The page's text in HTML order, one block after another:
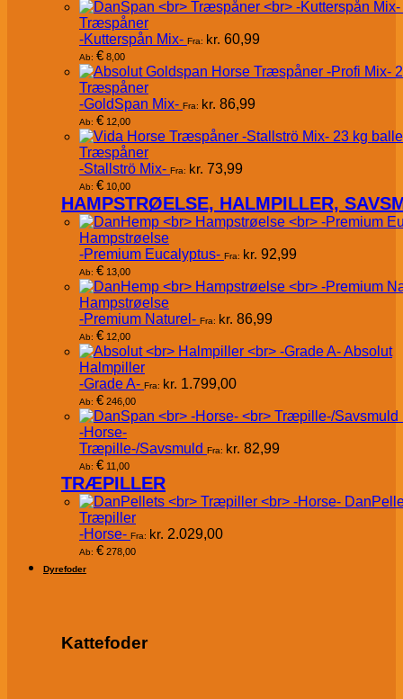
Træspåner
-Kutterspån Mix- Fra: kr. 60,99
Ab: € 8,00
Træspåner
-GoldSpan Mix- Fra: kr. 86,99
Ab: € 12,00
Træspåner
-Stallströ Mix- Fra: kr. 73,99
Ab: € 10,00
HAMPSTRØELSE, HALMPILLER,
Hampstrøelse
-Premium Eucalyptus- Fra: kr. 92,99
Ab: € 13,00
Hampstrøelse
-Premium Naturel- Fra: kr. 86,99
Ab: € 12,00
Absolut
Halmpiller
-Grade A- Fra: kr. 1.799,00
Ab: € 246,00
-Horse-
Træpille-/Savsmuld Fra: kr. 82,99
Ab: € 11,00
TRÆPILLER
Træpiller
-Horse- Fra: kr. 2.029,00
Ab: € 278,00
Dyrefoder
Kattefoder